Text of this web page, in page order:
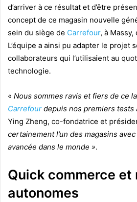
d’arriver à ce résultat et d’être
concept de ce magasin nouvelle
sein du siège de Carrefour, à Massy,
L’équipe a ainsi pu adapter le projet
collaborateurs qui l’utilisaient au
technologie.
« Nous sommes ravis et fiers de ce
Carrefour depuis nos premiers tests
Ying Zheng, co-fondatrice et
certainement l’un des magasins
avancée dans le monde ».
Quick commerce et
autonomes